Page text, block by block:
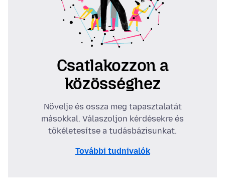
Csatlakozzon a
közösséghez
Növelje és ossza meg tapasztalatát
másokkal. Válaszoljon kérdésekre és
tökéletesítse a tudásbázisunkat.
További tudnivalók